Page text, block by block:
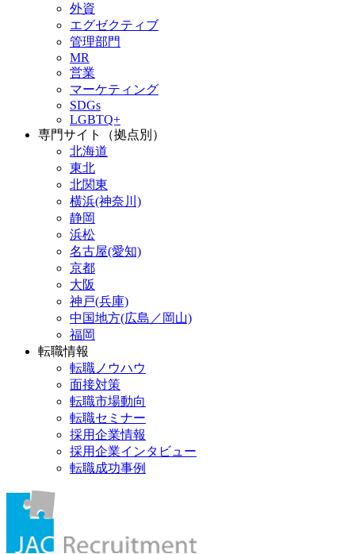
外資
エグゼクティブ
管理部門
MR
営業
マーケティング
SDGs
LGBTQ+
専門サイト（拠点別）
北海道
東北
北関東
横浜(神奈川)
静岡
浜松
名古屋(愛知)
京都
大阪
神戸(兵庫)
中国地方(広島／岡山)
福岡
転職情報
転職ノウハウ
面接対策
転職市場動向
転職セミナー
採用企業情報
採用企業インタビュー
転職成功事例